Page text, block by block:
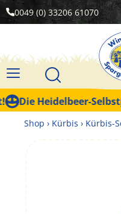
0049 (0) 33206 61070
Die Heidelbeer-
Shop › Kürbis › Kürbis-